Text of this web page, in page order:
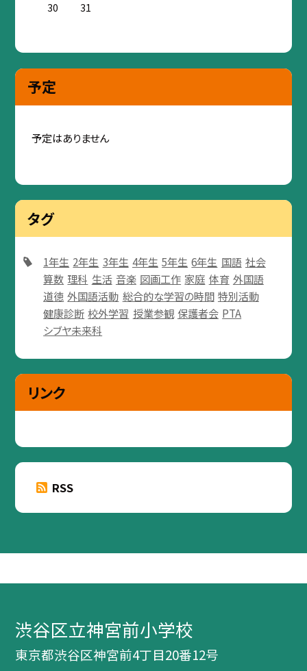
30
31
予定
予定はありません
タグ
1年生 2年生 3年生 4年生 5年生 6年生 国語 社会
算数 理科 生活 音楽 図画工作 家庭 体育 外国語
道徳 外国語活動 総合的な学習の時間 特別活動
健康診断 校外学習 授業参観 保護者会 PTA
シブヤ未来科
リンク
RSS
渋谷区立神宮前小学校
東京都渋谷区神宮前4丁目20番12号